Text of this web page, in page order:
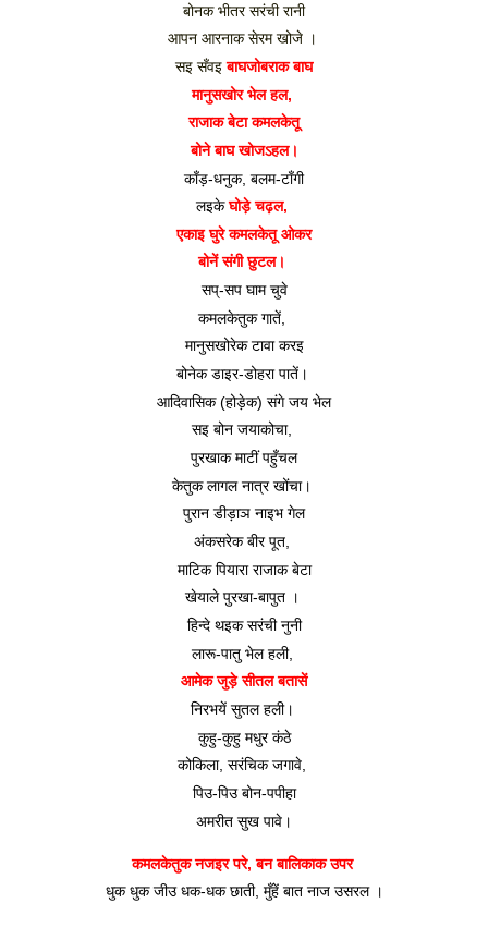
बोनक भीतर सरंची रानी
आपन आरनाक सेरम खोजे ।
सइ सँवइ बाघजोबराक बाघ
मानुसखोर भेल हल,
राजाक बेटा कमलकेतू
बोने बाघ खोजऽहल।
काँड़-धनुक, बलम-टाँगी
लइके घोड़े चढ़ल,
एकाइ घुरे कमलकेतू ओकर
बोनें संगी छुटल।
सप्-सप घाम चुवे
कमलकेतुक गातें,
मानुसखोरेक टावा करइ
बोनेक डाइर-डोहरा पातें।
आदिवासिक (होड़ेक) संगे जय भेल
सइ बोन जयाकोचा,
पुरखाक माटीं पहुँचल
केतुक लागल नात्र खोंचा।
पुरान डीड़ाञ नाइभ गेल
अंकसरेक बीर पूत,
माटिक पियारा राजाक बेटा
खेयाले पुरखा-बापुत ।
हिन्दे थइक सरंची नुनी
लारू-पातु भेल हली,
आमेक जुड़े सीतल बतासें
निरभयें सुतल हली।
कुहु-कुहु मधुर कंठे
कोकिला, सरंचिक जगावे,
पिउ-पिउ बोन-पपीहा
अमरीत सुख पावे।
कमलकेतुक नजइर परे, बन बालिकाक उपर
धुक धुक जीउ धक-धक छाती, मुँहें बात नाज उसरल ।